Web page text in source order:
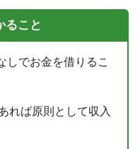
ること
しでお金を借りるこ
れば原則として収入